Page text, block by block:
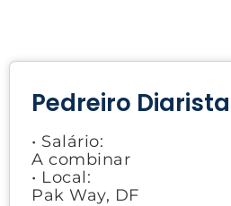
Pedreiro Diarista
• Salário:
A combinar
• Local:
Pak Way, DF